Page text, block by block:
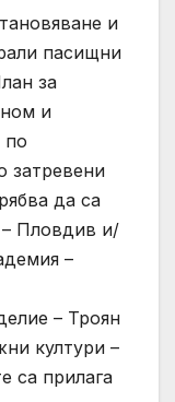
и
пасищни
за
и
по
затревени
да са
– Пловдив и/
–
– Троян
култури –
са прилага